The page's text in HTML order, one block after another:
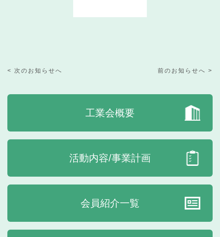
< 次のお知らせへ 前のお知らせへ >
工業会概要
活動内容/事業計画
会員紹介一覧